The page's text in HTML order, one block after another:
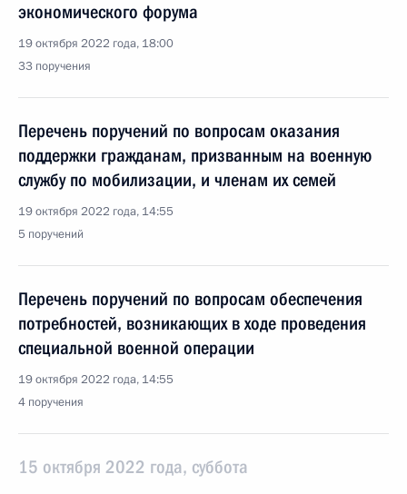
экономического форума
19 октября 2022 года, 18:00
33 поручения
Перечень поручений по вопросам оказания
поддержки гражданам, призванным на военную
службу по мобилизации, и членам их семей
19 октября 2022 года, 14:55
5 поручений
Перечень поручений по вопросам обеспечения
потребностей, возникающих в ходе проведения
специальной военной операции
19 октября 2022 года, 14:55
4 поручения
15 октября 2022 года, суббота